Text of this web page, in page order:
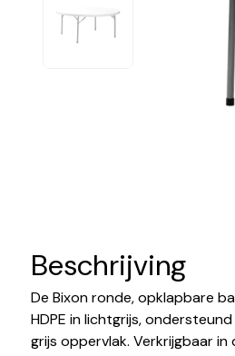
Beschrijving
De Bixon ronde, opklapbare
HDPE in lichtgrijs,
grijs oppervlak. Verkrijgbaar in